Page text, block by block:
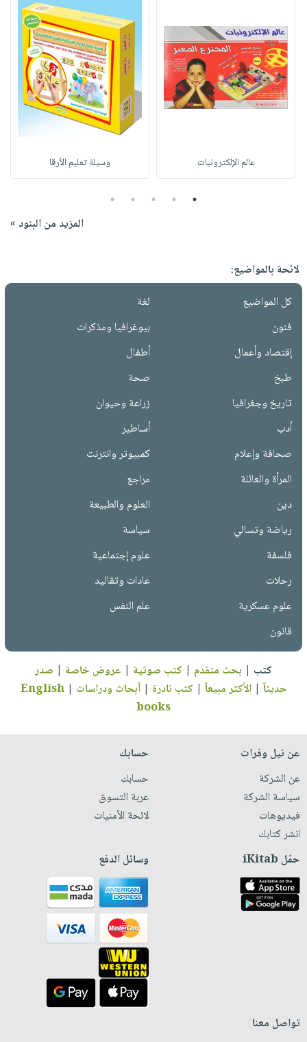
عالم الإلكترونيات وسيلة تعليم الأرقا
1
2
3
4
5
المزيد من البنود »
لائحة بالمواضيع:
كل المواضيع
لغة
فنون
بيوغرافيا ومذكرات
إقتصاد وأعمال
أطفال
طبخ
صحة
تاريخ وجغرافيا
زراعة وحيوان
أدب
أساطير
صحافة وإعلام
كمبيوتر وانترنت
المرأة والعائلة
مراجع
دين
العلوم والطبيعة
رياضة وتسالي
سياسة
فلسفة
علوم إجتماعية
رحلات
عادات وتقاليد
علوم عسكرية
علم النفس
قانون
كتب | بحث متقدم | كتب صوتية | عروض خاصة | صدر
حديثاً |الأكثر مبيعاً | كتب نادرة |أبحاث ودراسات |
English
books
عن نيل وفرات
عن الشركة
سياسة الشركة
فيديوهات
انشر كتابك
حسابك
حسابك
عربة التسوق
لائحة الأمنيات
حمّل iKitab وسائل الدفع
تواصل معنا